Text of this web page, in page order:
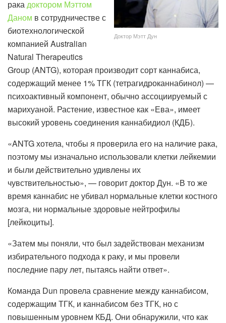
Доктор Мэтт Дун
ракадоктором Мэттом
Даном в сотрудничестве с
биотехнологической
компанией Australian
Natural Therapeutics
Group (ANTG), которая производит сорт каннабиса,
содержащий менее 1% ТГК (тетрагидроканнабинол) —
психоактивный компонент, обычно ассоциируемый с
марихуаной. Растение, известное как «Ева», имеет
высокий уровень соединения каннабидиол (КДБ).
«ANTG хотела, чтобы я проверила его на наличие рака,
поэтому мы изначально использовали клетки лейкемии
и были действительно удивлены их
чувствительностью», — говорит доктор Дун. «В то же
время каннабис не убивал нормальные клетки костного
мозга, ни нормальные здоровые нейтрофилы
[лейкоциты].
«Затем мы поняли, что был задействован механизм
избирательного подхода к раку, и мы провели
последние пару лет, пытаясь найти ответ».
Команда Dun провела сравнение между каннабисом,
содержащим ТГК, и каннабисом без ТГК, но с
повышенным уровнем КБД. Они обнаружили, что как